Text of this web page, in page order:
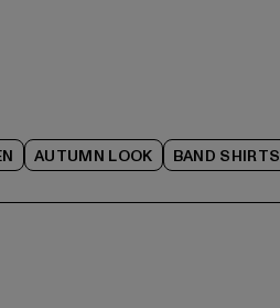
AUTUMN LOOK BAND SHIRTS